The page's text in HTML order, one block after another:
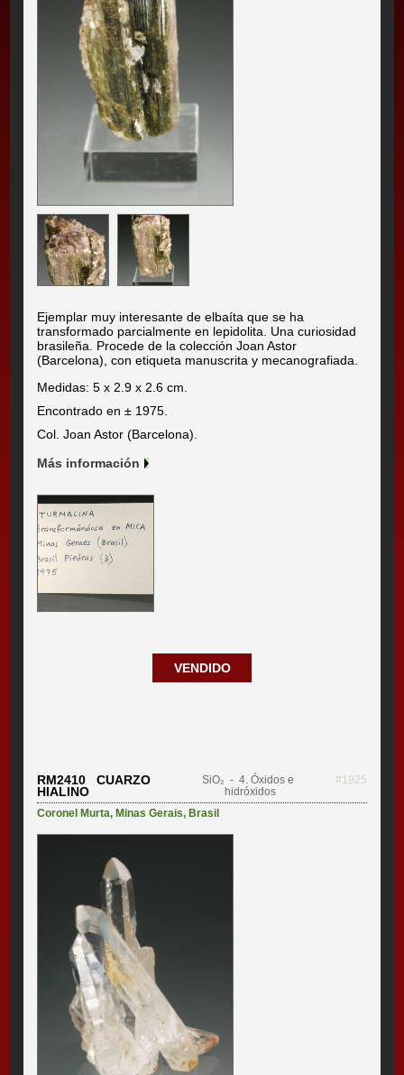
Ejemplar muy interesante de elbaíta que se ha
transformado parcialmente en lepidolita. Una curiosidad
brasileña. Procede de la colección Joan Astor
(Barcelona), con etiqueta manuscrita y mecanografiada.
Medidas: 5 x 2.9 x 2.6 cm.
Encontrado en ± 1975.
Col. Joan Astor (Barcelona).
Más información
VENDIDO
RM2410 CUARZO
HIALINO
SiO₂ - 4. Óxidos e
hidróxidos
#1925
Coronel Murta, Minas Gerais, Brasil